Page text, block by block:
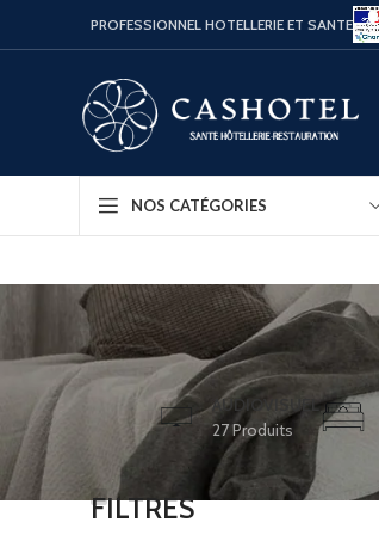
PROFESSIONNEL HOTELLERIE ET SANTE
NOS CATÉGORIES
AUDIOVISUEL
27 Produits
FILTRES